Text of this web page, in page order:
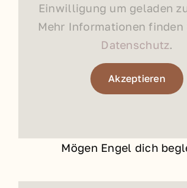
Einwilligung um geladen
Mehr Informationen finden
Datenschutz.
Akzeptieren
Mögen Engel dich